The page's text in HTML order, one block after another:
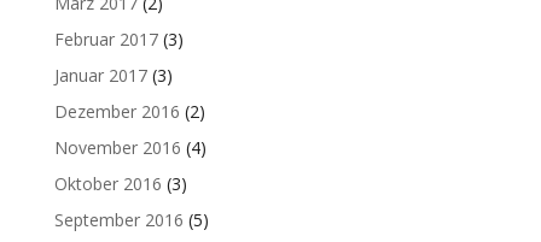
Februar 2017(3)
Januar 2017(3)
Dezember 2016 (2)
November 2016 (4)
Oktober 2016 (3)
September 2016 (5)